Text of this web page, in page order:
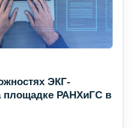
ЭКГ-
площадке РАНХиГС в